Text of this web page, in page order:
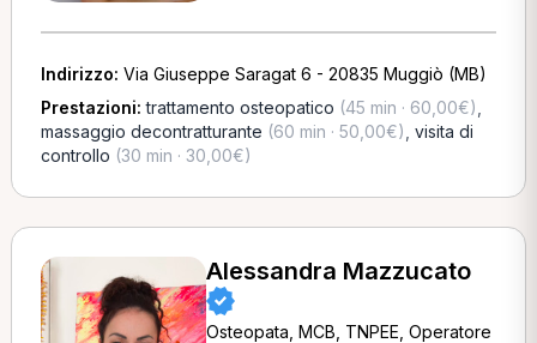
Indirizzo: Via Giuseppe Saragat 6 - 20835 Muggiò (MB)
Prestazioni:trattamento osteopatico (45 min · 60,00€)
massaggio decontratturante (60 min · 50,00€) visita di
controllo (30 min · 30,00€)
Alessandra Mazzucato
Osteopata, MCB, TNPEE, Operatore